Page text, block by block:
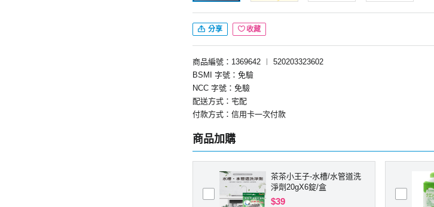
分享 收藏
商品編號：1369642 ︱
520203323602
BSMI 字號：免驗
NCC 字號：免驗
配送方式：宅配
付款方式：信用卡一次付款
商品加購
茶茶小王子-水槽/水管道洗
淨劑20gX6錠/盒
$39